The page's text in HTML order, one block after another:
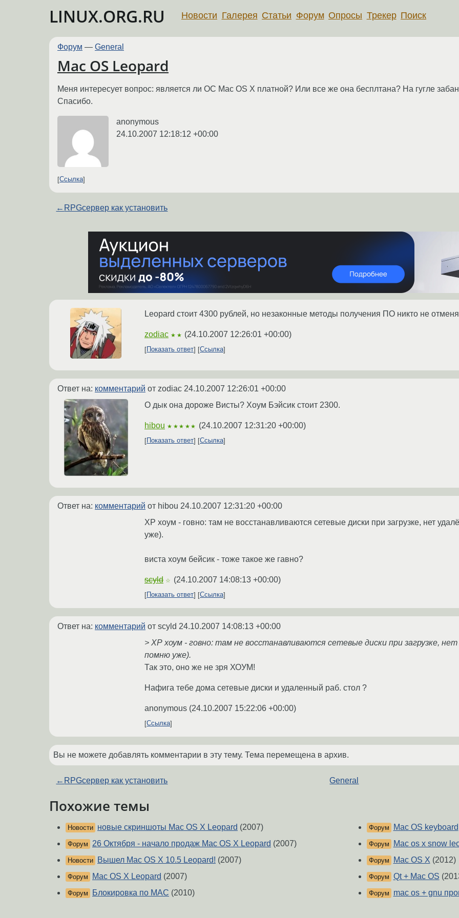
LINUX.ORG.RU Новости Галерея Статьи Форум Опросы Трекер Поиск
Форум — General
Mac OS Leopard
Меня интересует вопрос: является ли ОС Mac OS X платной? Или все же она бесплтана? На гугле
Спасибо.
anonymous
24.10.2007 12:18:12 +00:00
Ссылка
← RPGсервер как установить
Leopard стоит 4300 рублей, но незаконные методы получения ПО никто не
zodiac ★★ (24.10.2007 12:26:01 +00:00)
Показать ответ Ссылка
Ответ на: комментарий от zodiac 24.10.2007 12:26:01 +00:00
О дык она дороже Висты? Хоум Бэйсик стоит 2300.
hibou ★★★★★ (24.10.2007 12:31:20 +00:00)
Показать ответ Ссылка
Ответ на: комментарий от hibou 24.10.2007 12:31:20 +00:00
ХР хоум - говно: там не восстанавливаются сетевые диски при загрузке, нет
уже).
виста хоум бейсик - тоже такое же гавно?
scyld ☆ (24.10.2007 14:08:13 +00:00)
Показать ответ Ссылка
Ответ на: комментарий от scyld 24.10.2007 14:08:13 +00:00
> ХР хоум - говно: там не восстанавливаются сетевые диски при загрузке,
помню уже).
Так это, оно же не зря ХОУМ!
Нафига тебе дома сетевые диски и удаленный раб. стол ?
anonymous (24.10.2007 15:22:06 +00:00)
Ссылка
Вы не можете добавлять комментарии в эту тему. Тема перемещена в архив.
← RPGсервер как установить General
Похожие темы
Новости новые скриншоты Mac OS X Leopard (2007)
Форум 26 Октября - начало продаж Mac OS X Leopard (2007)
Новости Вышел Mac OS X 10.5 Leopard! (2007)
Форум Mac OS X Leopard (2007)
Форум Блокировка по MAC (2010)
Форум Mac OS keyboard
Форум Mac os x snow
Форум Mac OS X (2012)
Форум Qt + Mac OS
Форум mac os + gnu